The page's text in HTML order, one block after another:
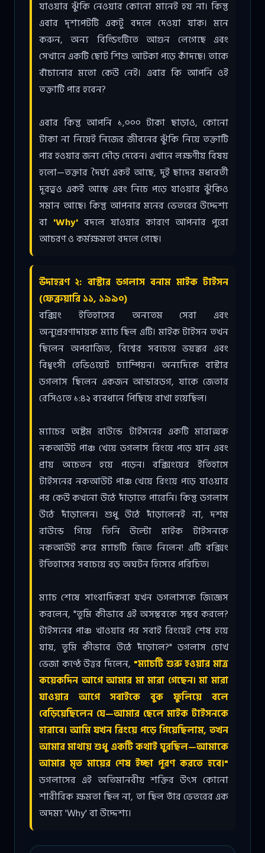
যাওয়ার ঝুঁকি নেওয়ার কোনো মানেই হয় না। কিন্তু
এবার দৃশ্যপটটি একটু বদলে দেওয়া যাক। মনে
করুন, অন্য বিল্ডিংটিতে আগুন লেগেছে এবং
সেখানে একটি ছোট শিশু আটকা পড়ে কাঁদছে। তাকে
বাঁচানোর মতো কেউ নেই। এবার কি আপনি ওই
তক্তাটি পার হবেন?
এবার কিন্তু আপনি ১,০০০ টাকা ছাড়াও, কোনো
টাকা না নিয়েই নিজের জীবনের ঝুঁকি নিয়ে তক্তাটি
পার হওয়ার জন্য দৌড় দেবেন। এখানে লক্ষণীয় বিষয়
হলো—তক্তার দৈর্ঘ্য একই আছে, দুই ছাদের মধ্যবর্তী
দূরত্বও একই আছে এবং নিচে পড়ে যাওয়ার ঝুঁকিও
সমান আছে। কিন্তু আপনার মনের ভেতরের উদ্দেশ্য
বা 'Why' বদলে যাওয়ার কারণে আপনার পুরো
আচরণ ও কর্মক্ষমতা বদলে গেছে।
উদাহরণ ২: বাস্টার ডগলাস বনাম মাইক টাইসন
(ফেব্রুয়ারি ১১, ১৯৯০)
বক্সিং ইতিহাসের অন্যতম সেরা এবং
অনুপ্রেরণাদায়ক ম্যাচ ছিল এটি। মাইক টাইসন তখন
ছিলেন অপরাজিত, বিশ্বের সবচেয়ে ভয়ঙ্কর এবং
বিধ্বংসী হেভিওয়েট চ্যাম্পিয়ন। অন্যদিকে বাস্টার
ডগলাস ছিলেন একজন আন্ডারডগ, যাকে জেতার
রেসিওতে ১:৪২ ব্যবধানে পিছিয়ে রাখা হয়েছিল।
ম্যাচের অষ্টম রাউন্ডে টাইসনের একটি মারাত্মক
নকআউট পাঞ্চ খেয়ে ডগলাস রিংয়ে পড়ে যান এবং
প্রায় অচেতন হয়ে পড়েন। বক্সিংয়ের ইতিহাসে
টাইসনের নকআউট পাঞ্চ খেয়ে রিংয়ে পড়ে যাওয়ার
পর কেউ কখনো উঠে দাঁড়াতে পারেনি। কিন্তু ডগলাস
উঠে দাঁড়ালেন। শুধু উঠে দাঁড়ালেনই না, দশম
রাউন্ডে গিয়ে তিনি উল্টো মাইক টাইসনকে
নকআউট করে ম্যাচটি জিতে নিলেন! এটি বক্সিং
ইতিহাসের সবচেয়ে বড় অঘটন হিসেবে পরিচিত।
ম্যাচ শেষে সাংবাদিকরা যখন ডগলাসকে জিজ্ঞেস
করলেন, "তুমি কীভাবে এই অসম্ভবকে সম্ভব করলে?
টাইসনের পাঞ্চ খাওয়ার পর সবাই রিংয়েই শেষ হয়ে
যায়, তুমি কীভাবে উঠে দাঁড়ালে?" ডগলাস চোখ
ভেজা কণ্ঠে উত্তর দিলেন, "ম্যাচটি শুরু হওয়ার মাত্র
কয়েকদিন আগে আমার মা মারা গেছেন। মা মারা
যাওয়ার আগে সবাইকে বুক ফুলিয়ে বলে
বেড়িয়েছিলেন যে—আমার ছেলে মাইক টাইসনকে
হারাবে। আমি যখন রিংয়ে পড়ে গিয়েছিলাম, তখন
আমার মাথায় শুধু একটি কথাই ঘুরছিল—আমাকে
আমার মৃত মায়ের শেষ ইচ্ছা পূরণ করতে হবে।"
ডগলাসের এই অতিমানবীয় শক্তির উৎস কোনো
শারীরিক ক্ষমতা ছিল না, তা ছিল তাঁর ভেতরের এক
অদম্য 'Why' বা উদ্দেশ্য।